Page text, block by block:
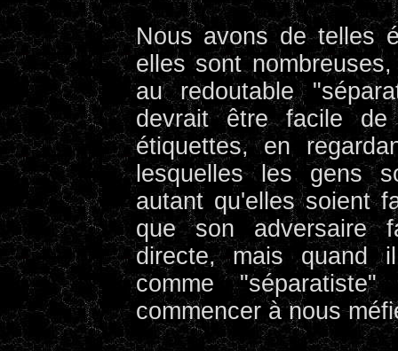
Nous avons de telles
elles sont
au redoutable
devrait être facile de
étiquettes, en
lesquelles les gens
autant qu'elles soient
que son adversaire
directe, mais quand
comme
commencer à nous